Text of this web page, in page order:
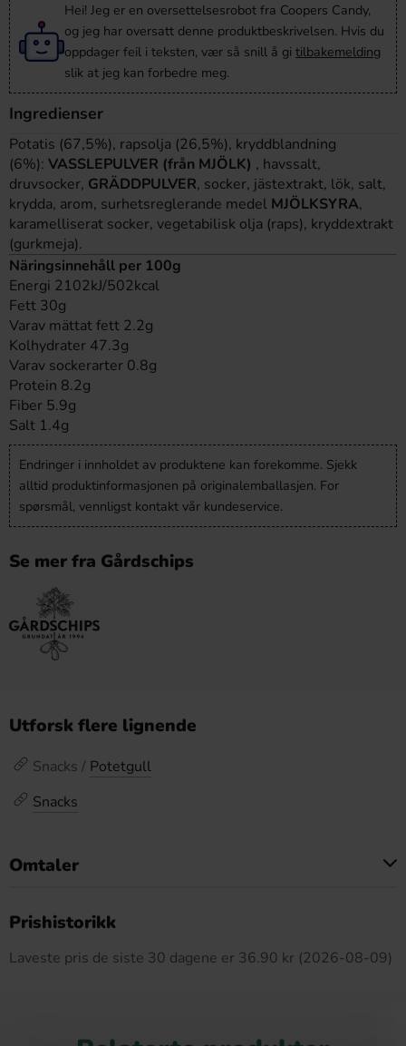
Hei! Jeg er en oversettelsesrobot fra Coopers Candy,
og jeg har oversatt denne produktbeskrivelsen. Hvis du
oppdager feil i teksten, vær så snill å gi tilbakemelding
slik at jeg kan forbedre meg.
Ingredienser
Potatis (67,5%), rapsolja (26,5%), kryddblandning
(6%): VASSLEPULVER (från MJÖLK) , havssalt,
druvsocker, GRÄDDPULVER, socker, jästextrakt, lök, salt,
krydda, arom, surhetsreglerande medel MJÖLKSYRA,
karamelliserat socker, vegetabilisk olja (raps), kryddextrakt
(gurkmeja).
Näringsinnehåll per 100g
Energi 2102kJ/502kcal
Fett 30g
Varav mättat fett 2.2g
Kolhydrater 47.3g
Varav sockerarter 0.8g
Protein 8.2g
Fiber 5.9g
Salt 1.4g
Endringer i innholdet av produktene kan forekomme. Sjekk
alltid produktinformasjonen på originalemballasjen. For
spørsmål, vennligst kontakt vår kundeservice.
Se mer fra Gårdschips
Utforsk flere lignende
Snacks / Potetgull
Snacks
Omtaler
Prishistorikk
Laveste pris de siste 30 dagene er 36.90 kr (2026-08-09)